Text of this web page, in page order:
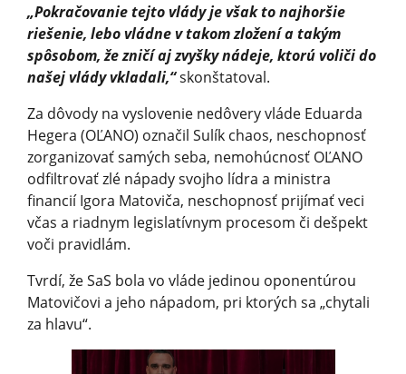
„Pokračovanie tejto vlády je však to najhoršie
riešenie, lebo vládne v takom zložení a takým
spôsobom, že zničí aj zvyšky nádeje, ktorú voliči do
našej vlády vkladali,“skonštatoval.
Za dôvody na vyslovenie nedôvery vláde Eduarda
Hegera (OĽANO) označil Sulík chaos, neschopnosť
zorganizovať samých seba, nemohúcnosť OĽANO
odfiltrovať zlé nápady svojho lídra a ministra
financií Igora Matoviča, neschopnosť prijímať veci
včas a riadnym legislatívnym procesom či dešpekt
voči pravidlám.
Tvrdí, že SaS bola vo vláde jedinou oponentúrou
Matovičovi a jeho nápadom, pri ktorých sa „chytali
za hlavu“.